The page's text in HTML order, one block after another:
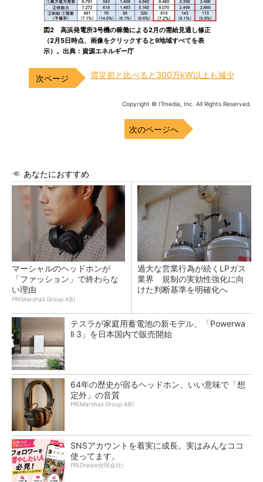
図2 高浜発電所3号機の稼働による2月の需給見通し修正
（2月5日時点、画像をクリックすると9地域すべてを表
示）。出典：資源エネルギー庁
震災前と比べると300万kW以上も減少
Copyright © ITmedia, Inc. All Rights Reserved.
次のページへ
あなたにおすすめ
マーシャルのヘッドホンが
「ファッション」で終わらな
い理由
PR(Marshall Group AB)
過大な営業行為が続くLPガス
業界 規制の実効性強化に向
けた判断基準を明確化へ
テスラが家庭用蓄電池の新モデル、「Powerwa
ll 3」を日本国内で販売開始
64年の歴史が宿るヘッドホン、いい意味で「想
定外」の音質
PR(Marshall Group AB)
SNSアカウントを着実に成長。実はみんなココ
使ってます。
PR(Dreaw合同会社)